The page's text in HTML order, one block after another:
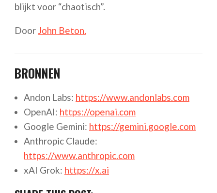
blijkt voor “chaotisch”.
Door John Beton.
BRONNEN
Andon Labs: https://www.andonlabs.com
OpenAI: https://openai.com
Google Gemini: https://gemini.google.com
Anthropic Claude:
https://www.anthropic.com
xAI Grok: https://x.ai